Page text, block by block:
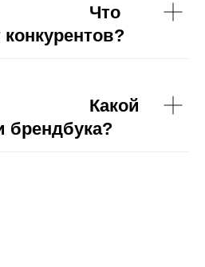
конкурентов?
брендбука?